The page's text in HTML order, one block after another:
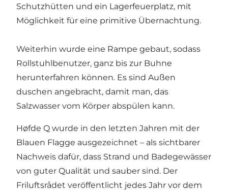
Schutzhütten und ein Lagerfeuerplatz, mit
Möglichkeit für eine primitive Übernachtung.
Weiterhin wurde eine Rampe gebaut, sodass
Rollstuhlbenutzer, ganz bis zur Buhne
herunterfahren können. Es sind Außen
duschen angebracht, damit man, das
Salzwasser vom Körper abspülen kann.
Høfde Q wurde in den letzten Jahren mit der
Blauen Flagge ausgezeichnet – als sichtbarer
Nachweis dafür, dass Strand und Badegewässer
von guter Qualität und sauber sind. Der
Friluftsrådet veröffentlicht jedes Jahr vor dem